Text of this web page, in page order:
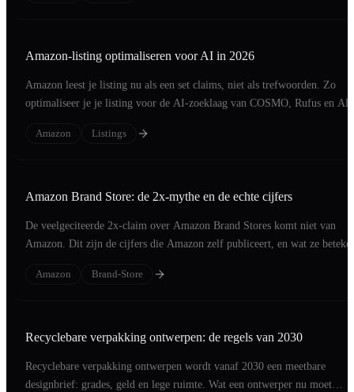
Amazon-listing optimaliseren voor AI in 2026
Amazon leest je listing nu als een set claims, niet als trefwoorden. Zo
optimaliseer je je listing voor de AI-zoeklaag van COSMO, Rufus en
Amazon Listings
Amazon Brand Store: de 2x-mythe en de echte cijfers
De veelgeciteerde 2x-claim over Amazon Brand Stores komt niet van
Amazon. Dit zijn de cijfers die Amazon zelf publiceert, en wat ze
Amazon
Brand-Store
Recyclebare verpakking ontwerpen: de regels van 2030
Recyclebare verpakking ontwerpen wordt vanaf 2030 een meetbare
designbrief: grades, geld en lege ruimte. Wat een ontwerper nu moet